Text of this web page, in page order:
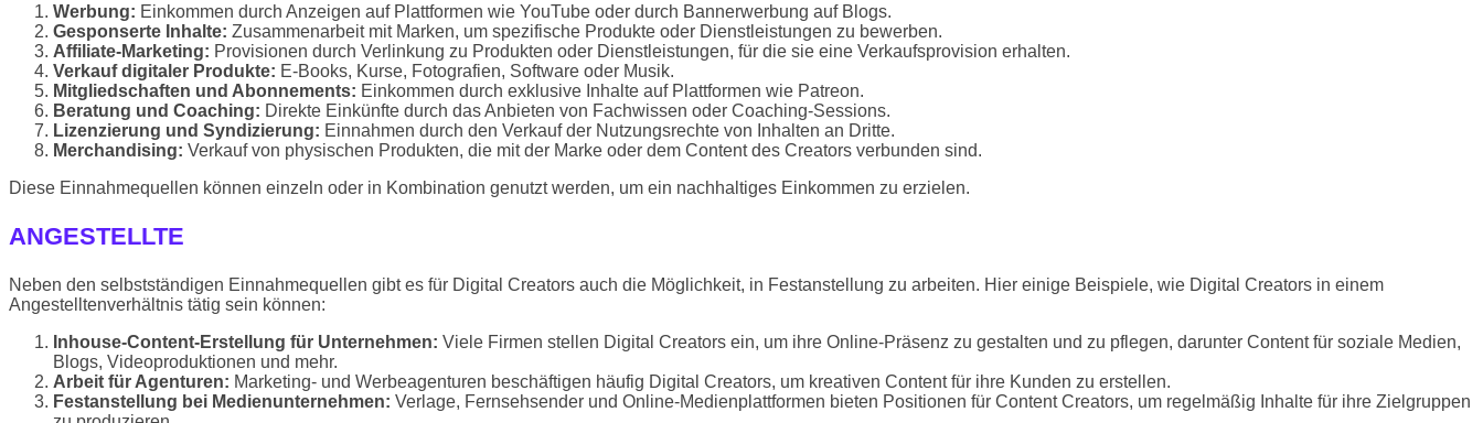
Werbung: Einkommen durch Anzeigen auf Plattformen wie YouTube oder durch Bannerwerbung auf Blogs.
Gesponserte Inhalte: Zusammenarbeit mit Marken, um spezifische Produkte oder Dienstleistungen zu bewerben.
Affiliate-Marketing: Provisionen durch Verlinkung zu Produkten oder Dienstleistungen, für die sie eine Verkaufsprovision erhalten.
Verkauf digitaler Produkte: E-Books, Kurse, Fotografien, Software oder Musik.
Mitgliedschaften und Abonnements: Einkommen durch exklusive Inhalte auf Plattformen wie Patreon.
Beratung und Coaching: Direkte Einkünfte durch das Anbieten von Fachwissen oder Coaching-Sessions.
Lizenzierung und Syndizierung: Einnahmen durch den Verkauf der Nutzungsrechte von Inhalten an Dritte.
Merchandising: Verkauf von physischen Produkten, die mit der Marke oder dem Content des Creators verbunden sind.
Diese Einnahmequellen können einzeln oder in Kombination genutzt werden, um ein nachhaltiges Einkommen zu erzielen.
ANGESTELLTE
Neben den selbstständigen Einnahmequellen gibt es für Digital Creators auch die Möglichkeit, in Festanstellung zu arbeiten. Hier einige Beispiele, wie Digital Creators in einem
Angestelltenverhältnis tätig sein können:
Inhouse-Content-Erstellung für Unternehmen: Viele Firmen stellen Digital Creators ein, um ihre Online-Präsenz zu gestalten und zu pflegen, darunter Content für soziale Medien,
Blogs, Videoproduktionen und mehr.
Arbeit für Agenturen: Marketing- und Werbeagenturen beschäftigen häufig Digital Creators, um kreativen Content für ihre Kunden zu erstellen.
Festanstellung bei Medienunternehmen: Verlage, Fernsehsender und Online-Medienplattformen bieten Positionen für Content Creators, um regelmäßig Inhalte für ihre Zielgruppen